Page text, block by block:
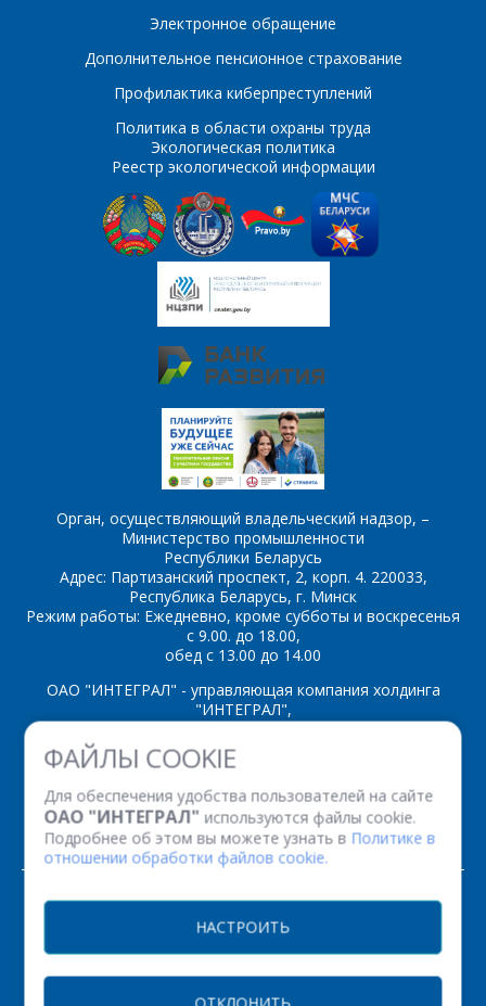
ФАЙЛЫ COOKIE
Для обеспечения удобства пользователей на сайте
ОАО "ИНТЕГРАЛ" используются файлы cookie.
Подробнее об этом вы можете узнать в Политике в
отношении обработки файлов cookie.
НАСТРОИТЬ
Электронное обращение
Дополнительное пенсионное страхование
Профилактика киберпреступлений
Политика в области охраны труда
Экологическая политика
Реестр экологической информации
Орган, осуществляющий владельческий надзор, –
Министерство промышленности
Республики Беларусь
Адрес: Партизанский проспект, 2, корп. 4. 220033,
Республика Беларусь, г. Минск
Режим работы: Ежедневно, кроме субботы и воскресенья
с 9.00. до 18.00,
обед с 13.00 до 14.00
ОАО "ИНТЕГРАЛ" - управляющая компания холдинга
"ИНТЕГРАЛ",
ул. Казинца И.П., д.121А, комната 327, г. Минск, 220108,
Республика Беларусь
Факс: (+375 17) 338 12 94 УНП 100386629
Рег. номер 100386629 от 01.08.2013 г.
© 2026. Все права защищены.
- обязательные
поля
ОТПРАВИТЬ
- обязательные
поля
ОТПРАВИТЬ